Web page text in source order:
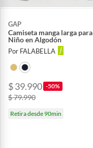
GAP
Camiseta manga larga para
Niño en Algodón
Por FALABELLA
$ 39.990 -50%
$ 79.990
Retira desde 90min